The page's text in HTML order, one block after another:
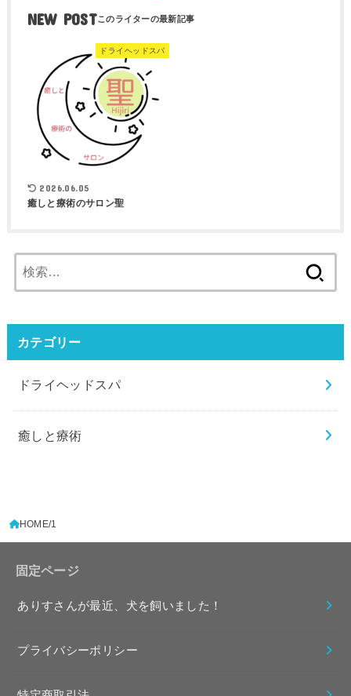
NEW POST
ドライヘッドスパ
2026.06.05
癒しと療術のサロン聖
索:
カテゴリー
ドライヘッドスパ
癒しと療術
HOME 1
固定ページ
ありすさんが最近、犬を飼いました！
プライバシーポリシー